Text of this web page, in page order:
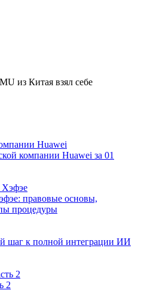
из Китая взял себе
компании Huawei за 01
правовые основы,
процедуры
шаг к полной интеграции ИИ
2